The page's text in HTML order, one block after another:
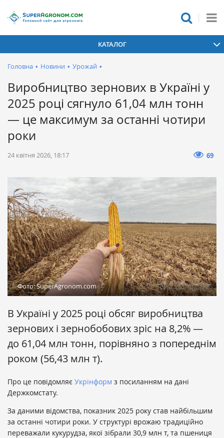
КАТАЛОГ
Головна • Новини • Урожай •
Виробництво зернових в Україні у
2025 році сягнуло 61,04 млн тонн
— це максимум за останні чотири
роки
24 квітня 2026, 18:17 69
Фото: SuperAgronom.com
В Україні у 2025 році обсяг виробництва
зернових і зернобобових зріс на 8,2% —
до 61,04 млн тонн, порівняно з попереднім
роком (56,43 млн т).
Про це повідомляє Укрінформ з посиланням на дані
Держкомстату.
За даними відомства, показник 2025 року став найбільшим
за останні чотири роки. У структурі врожаю традиційно
переважали кукурудза, якої зібрали 30,9 млн т, та пшениця